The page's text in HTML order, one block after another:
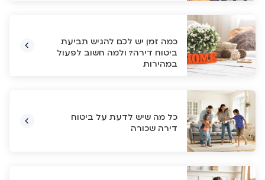
כמה זמן יש לכם להגיש תביעת
ביטוח דירה? ולמה חשוב לפעול
במהירות
כל מה שיש לדעת על ביטוח
דירה שכורה